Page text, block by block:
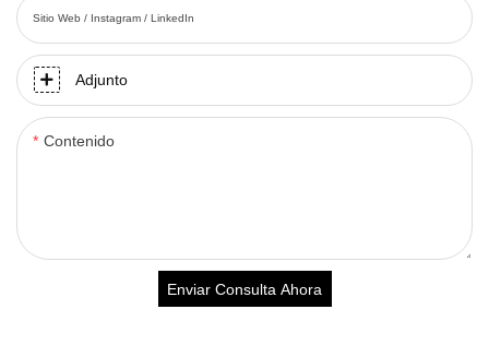
Sitio Web / Instagram / LinkedIn
Adjunto
Contenido
Enviar Consulta Ahora